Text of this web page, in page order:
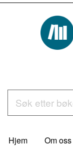
Hjem Om oss